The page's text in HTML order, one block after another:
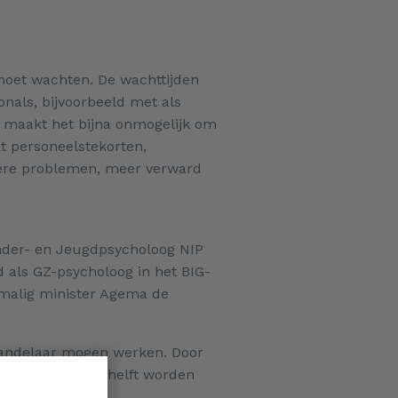
wachten. De wachttijden
bijvoorbeeld met als
het bijna onmogelijk om
personeelstekorten,
problemen, meer verward
en Jeugdpsycholoog NIP
GZ-psycholoog in het BIG-
minister Agema de
mogen werken. Door
klap met de helft worden